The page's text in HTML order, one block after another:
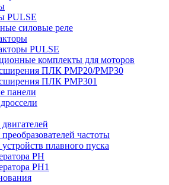
PULSE
силовые реле
PULSE
комплекты для моторов
ПЛК PMP20/PMP30
ПЛК PMP301
панели
частоты
плавного пуска
PH
PH1